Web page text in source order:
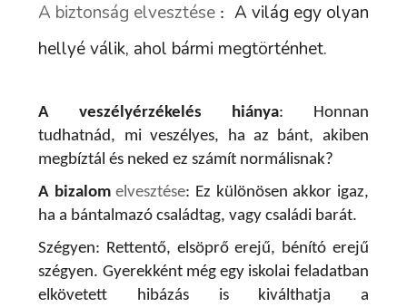
A biztonság elvesztése :
A világ egy olyan
hellyé válik, ahol bármi megtörténhet.
A veszélyérzékelés hiánya: Honnan
tudhatnád, mi veszélyes, ha az bánt, akiben
megbíztál és neked ez számít normálisnak?
A bizalomelvesztése: Ez különösen akkor igaz,
ha a bántalmazó családtag, vagy családi barát.
Szégyen: Rettentő, elsöprő erejű, bénító erejű
szégyen. Gyerekként még egy iskolai feladatban
elkövetett hibázás is kiválthatja a